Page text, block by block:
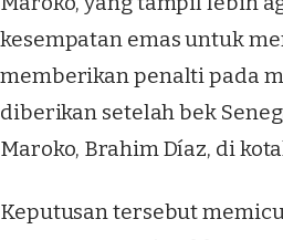
kesempatan emas untuk
memberikan penalti pada
diberikan setelah bek
Maroko, Brahim Díaz, di
Keputusan tersebut